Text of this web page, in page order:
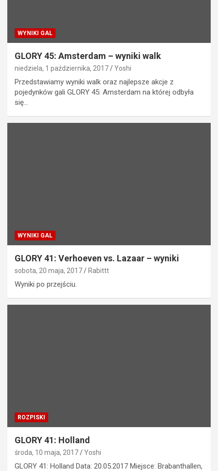
WYNIKI GAL
GLORY 45: Amsterdam – wyniki walk
niedziela, 1 października, 2017 Yoshi
Przedstawiamy wyniki walk oraz najlepsze akcje z
pojedynków gali GLORY 45: Amsterdam na której odbyła
się…
WYNIKI GAL
GLORY 41: Verhoeven vs. Lazaar – wyniki
sobota, 20 maja, 2017 Rabittt
Wyniki po przejściu.
ROZPISKI
GLORY 41: Holland
środa, 10 maja, 2017 Yoshi
GLORY 41: Holland Data: 20.05.2017 Miejsce: Brabanthallen,